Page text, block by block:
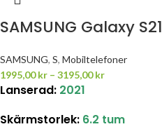
SAMSUNG Galaxy S21
SAMSUNG, S, Mobiltelefoner
1995,00kr – 3195,00kr
Lanserad: 2021
Skärmstorlek: 6.2 tum